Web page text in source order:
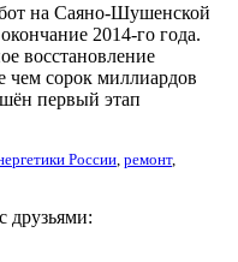
на Саяно-Шушенской
2014-го года.
восстановление
чем сорок миллиардов
первый этап
России, ремонт,
друзьями: